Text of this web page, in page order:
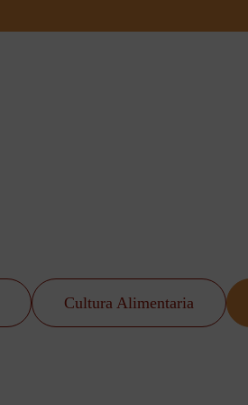
Cultura Alimentaria